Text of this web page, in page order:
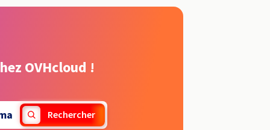
OVHcloud !
Rechercher